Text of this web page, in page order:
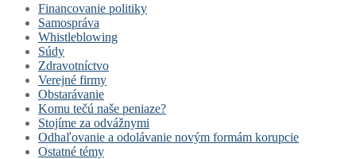
Financovanie politiky
Samospráva
Whistleblowing
Súdy
Zdravotníctvo
Verejné firmy
Obstarávanie
Komu tečú naše peniaze?
Stojíme za odvážnymi
Odhaľovanie a odolávanie novým formám korupcie
Ostatné témy